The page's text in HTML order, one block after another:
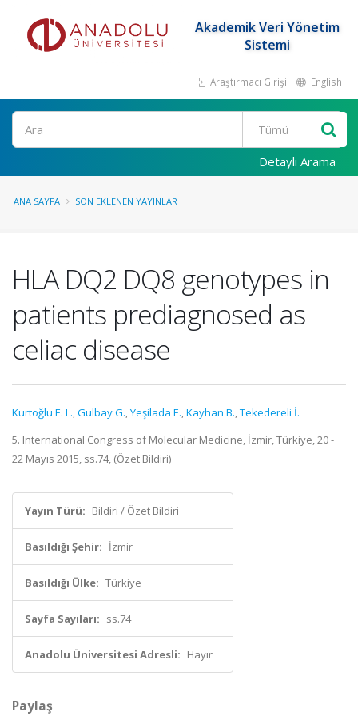
Akademik Veri Yönetim
Sistemi
Araştırmacı Girişi English
Ara
Detaylı Arama
ANA SAYFA SON EKLENEN YAYINLAR
HLA DQ2 DQ8 genotypes in
patients prediagnosed as
celiac disease
Kurtoğlu E. L.,Gulbay G.,Yeşilada E.,Kayhan B.,Tekedereli İ.
5. International Congress of Molecular Medicine, İzmir, Türkiye, 20 -
22 Mayıs 2015, ss.74, (Özet Bildiri)
Yayın Türü: Bildiri / Özet Bildiri
Basıldığı Şehir: İzmir
Basıldığı Ülke: Türkiye
Sayfa Sayıları: ss.74
Anadolu Üniversitesi Adresli: Hayır
Paylaş